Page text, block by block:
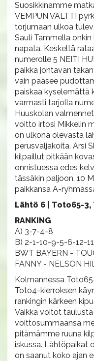
Suosikkinamme
VEMPUN VALTTI
torjumaan ulkoa
Sauli Tammella
napata. Keskeltä
numerolle 5 NEITI
paikka johtavan
vain pääsee
paiskaa kyselemättä
varmasti tarjolla
Huuskolan
voitto irtosi Mikkelin
on ulkona olevasta
perusvaljakoita. Arsi
kilpaillut pitkään
onnistuessa edes
tässäkin paljoon. 10
paikkansa A-
Lähtö 6 | Toto65-3,
RANKING
A) 3-7-4-8
B) 2-1-10-9-5-6-12-11
BWT BAYERN -
FANNY - NELSON
Kolmannessa
Toto4-kierroksen
rankingin kärkeen
Vaikka voitot
voittosummaansa
pitämämme ruuna
iskussa. Lähtöpaikat
on saanut koko ajan